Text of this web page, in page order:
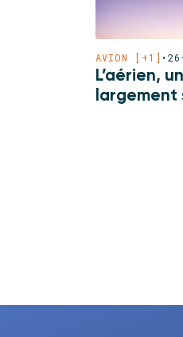
AVION [+1] •
L’aérien,
largement